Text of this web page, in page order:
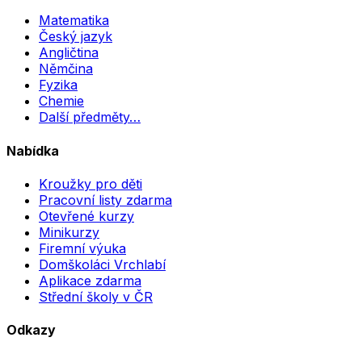
Matematika
Český jazyk
Angličtina
Němčina
Fyzika
Chemie
Další předměty…
Nabídka
Kroužky pro děti
Pracovní listy zdarma
Otevřené kurzy
Minikurzy
Firemní výuka
Domškoláci Vrchlabí
Aplikace zdarma
Střední školy v ČR
Odkazy